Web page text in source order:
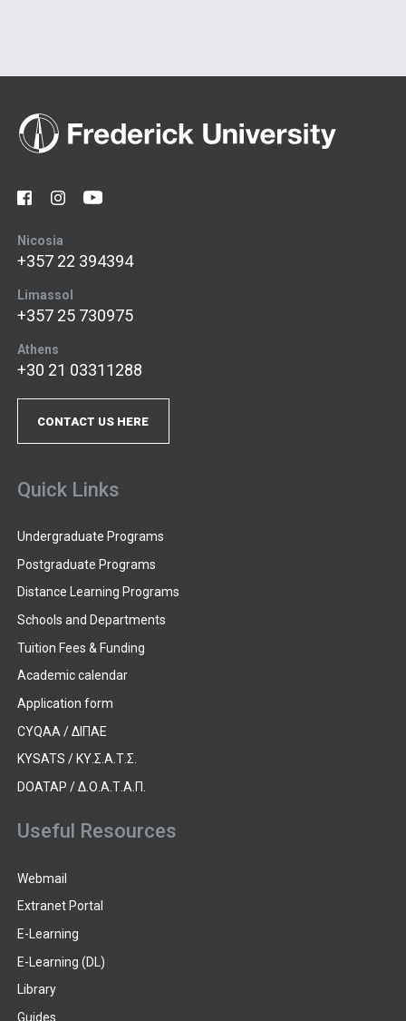
Nicosia
+357 22 394394
Limassol
+357 25 730975
Athens
+30 21 03311288
CONTACT US HERE
Quick Links
Undergraduate Programs
Postgraduate Programs
Distance Learning Programs
Schools and Departments
Tuition Fees & Funding
Academic calendar
Application form
CYQAA / ΔΙΠΑΕ
KYSATS / ΚΥ.Σ.Α.Τ.Σ.
DOATAP / Δ.Ο.Α.Τ.Α.Π.
Useful Resources
Webmail
Extranet Portal
E-Learning
E-Learning (DL)
Library
Guides